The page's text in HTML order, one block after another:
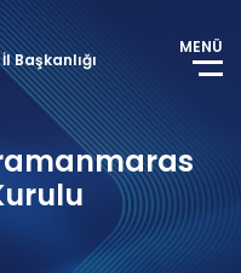
Başkanlığı
MENÜ